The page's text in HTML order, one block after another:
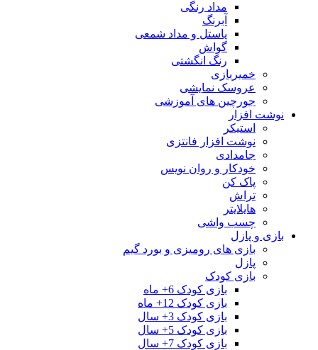
مداد رنگی
آبرنگ
پاستل و مداد شمعی
گواش
رنگ انگشتی
خمیربازی
عروسک نمایشی
جورچین های آموزشی
نوشت افزار
استیکر
نوشت افزار فانتزی
جامدادی
خودکار و روان نویس
پاک کن
تراش
هایلایتر
چسب واشی
بازی و پازل
بازی های رومیزی و بورد گیم
پازل
بازی کودک
بازی کودک 6+ ماه
بازی کودک 12+ ماه
بازی کودک 3+ سال
بازی کودک 5+ سال
بازی کودک 7+ سال